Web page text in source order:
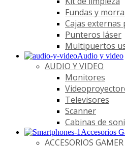
Fundas y
Cajas externas
Punteros láser
Multipuertos
Audio y video
AUDIO Y VIDEO
Monitores
Televisores
Scanner
Cabinas de
Accesorios
ACCESORIOS GAMER